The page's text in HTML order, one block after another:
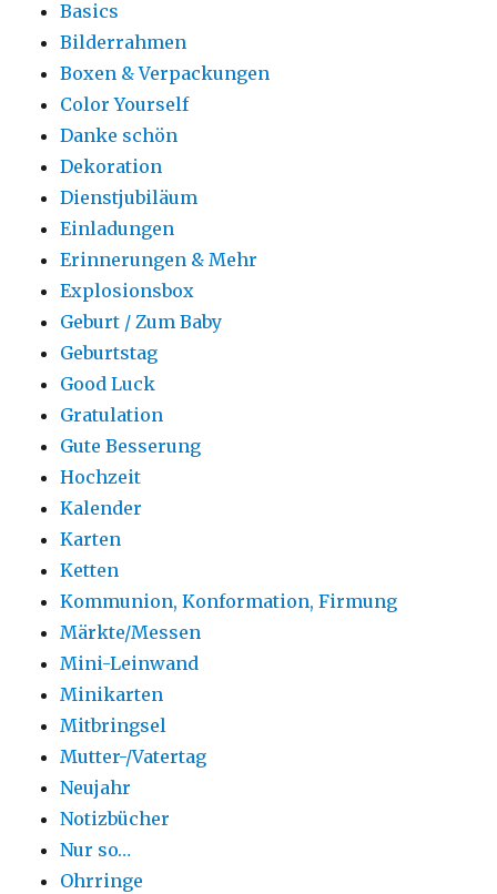
Basics
Bilderrahmen
Boxen & Verpackungen
Color Yourself
Danke schön
Dekoration
Dienstjubiläum
Einladungen
Erinnerungen & Mehr
Explosionsbox
Geburt / Zum Baby
Geburtstag
Good Luck
Gratulation
Gute Besserung
Hochzeit
Kalender
Karten
Ketten
Kommunion, Konformation, Firmung
Märkte/Messen
Mini-Leinwand
Minikarten
Mitbringsel
Mutter-/Vatertag
Neujahr
Notizbücher
Nur so…
Ohrringe